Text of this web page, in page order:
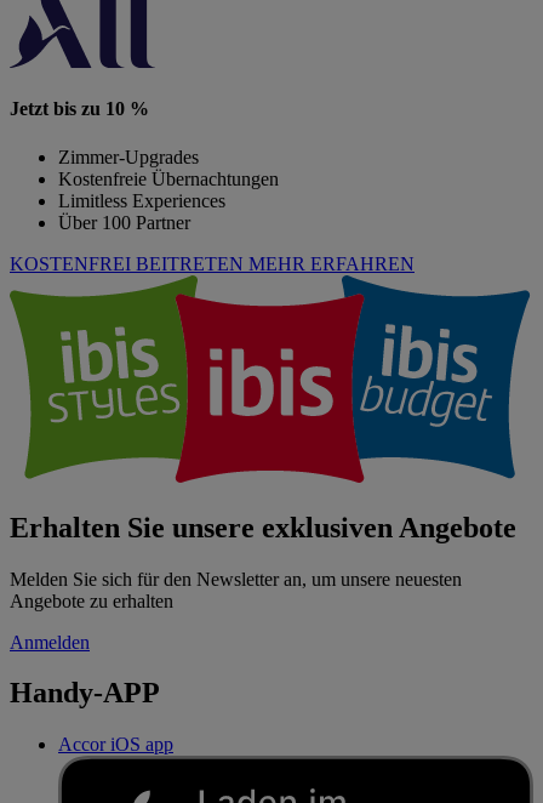
Jetzt bis zu 10 %
Zimmer-Upgrades
Kostenfreie Übernachtungen
Limitless Experiences
Über 100 Partner
KOSTENFREI BEITRETEN MEHR ERFAHREN
Erhalten Sie unsere exklusiven Angebote
Melden Sie sich für den Newsletter an, um unsere neuesten
Angebote zu erhalten
Anmelden
Handy-APP
Accor iOS app